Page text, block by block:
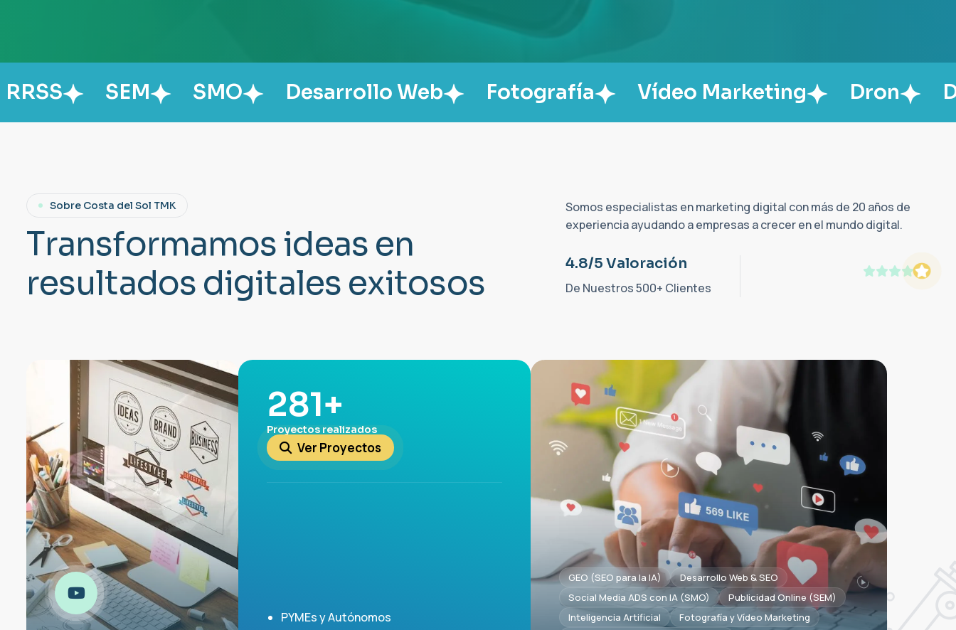
SEM SMO Desarrollo Web Fotografía Vídeo Marketing Dron Diseño
Sobre Costa del Sol TMK
Transformamos ideas en
resultados digitales exitosos
Somos especialistas en marketing digital con más de 20 años de
experiencia ayudando a empresas a crecer en el mundo digital.
4.8/5 Valoración
De Nuestros 500+ Clientes
500+
Proyectos realizados
Ver Proyectos
PYMEs y Autónomos
GEO (SEO para la IA)
Desarrollo Web & SEO
Social Media ADS con IA (SMO)
Publicidad Online (SEM)
Inteligencia Artificial
Fotografía y Vídeo Marketing